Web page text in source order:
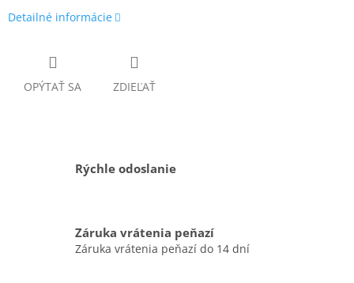
Detailné informácie
OPÝTAŤ SA ZDIEĽAŤ
Rýchle odoslanie
Záruka vrátenia peňazí
Záruka vrátenia peňazí do 14 dní